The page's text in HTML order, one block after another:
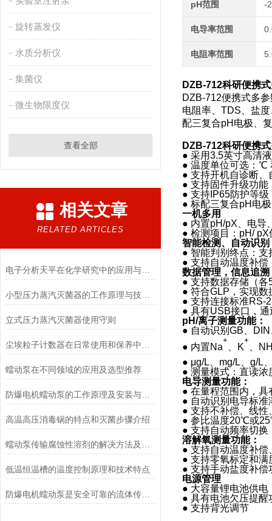
旋转蒸发仪
水质分析仪
集菌仪
微生物限度仪
查看全部
相关文章
RELATED ARTICLES
电子分析天平在化学研究中的应用与优势说明
小型压力蒸汽灭菌器的工作原理与技术优势概述
立式压力蒸汽灭菌器使用守则
蠕动泵在不同领域的应用及选型推荐
防爆电机蠕动泵的工作原理及安装与配管
高温高压消毒锅的特点和灭菌步骤介绍
低温恒温槽的温度控制原理和技术特点
防爆电机蠕动泵是安全可靠的流体传送解决方案
pH范围 -
电导率范围
电阻率范围
DZB-712科研便携
DZB-712便携式多
电阻率、TDS、盐
配三复合pH电极、
DZB-712科研便携
● 采用3.5英寸高清
● 温度单位可选：℃
● 支持开机自诊断
● 支持固件升级功
● 支持IP65防护等级
● 标配三复合pH电
一机多用
● 内置pH/pX、电导
● 检测项目：pH/
智能检测、自动识别
● 智能判别终点：
● 支持自动温度补
数据管理，信息追溯
● 支持数据存储（
● 符合GLP，实现数
● 支持连接标准RS-
● 具有USB接口，
pH/离子测量功能：
● 自动识别GB、
● 内置Na
+
、K
+
、
● μg/L、mg/L、g/L
● 测量模式：直读
电导测量功能：
● 在量程范围内，
● 自动识别电导标
● 支持不补偿、线
● 参比温度20℃或
● 支持自动频率切
溶解氧测量功能：
● 支持自动温度补偿
● 支持零氧标定和满
● 支持手动盐度补偿
电源管理
● 大容量锂电池供
● 具有电池欠压提
● 支持背光调节